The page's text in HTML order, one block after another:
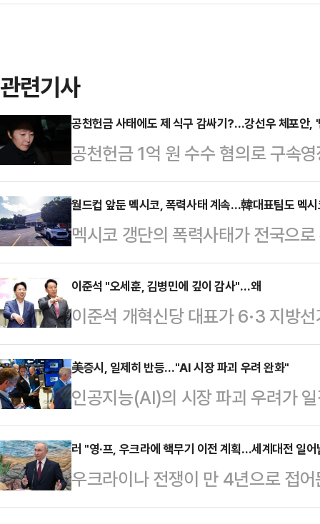
관련기사
공천헌금 사태에도 제 식구 감싸기?…강선우 체포안,
공천헌금 1억 원 수수 혐의로 구속
체포동의안이 가결됐다. 탈당했지
을 감안하면 사실상 여당도 등을
서 발생한 것으로 추측되면서, '제
결을 염두에 둔 동정표가 생각보다
의를 열어 강 의원에 대한 체포동
263명 출석에 찬성 164명, 반대
체포…
월드컵 앞둔 멕시코, 폭력사태 계속…韓대표팀도 멕
멕시코 갱단의 폭력사태가 전국으
이 2026 북중미 월드컵을 위한 안
따르면 셰인바움 대통령은 24일(
태로 인해 월드컵에 대한 세계인들
든 위험을 제거할 것”이라고 말했
해 노력하고 있다. 곧 모든 것이 정
최대 마약 카르텔(기업형 마약 범
명 ‘엘 멘초’)가 멕시코…
이준석 "오세훈, 김병민에 깊이 감사"…왜
이준석 개혁신당 대표가 6·3 지방
특별시장에게 깊은 감사의 뜻을 밝
조로 출퇴근 시간에 운영되는 서울
역으로의 연장운행이 결정된데 따
서 "3월 6일 첫차부터 서울01번 출
된다"며 "이 과정에서 적극적으로
부시장 이하 서울시 관계자들께 깊
화성 동탄 지역에 출퇴근에 편…
美증시, 일제히 반등…"AI 시장 파괴 우려 완화"
인공지능(AI)의 시장 파괴 우려가
성공했다.뉴욕타임스(NYT)에 따
산업평균지수는 24일(현지시간)
른 4만 9174.81에 장을 마쳤다. 대
500지수는 52.36 포인트(0.77%)
러 "영·프, 우크라에 핵무기 이전 계획…세계대전 일
우크라이나 전쟁이 만 4년으로 접
영국이 우크라이나에 핵무기를 이